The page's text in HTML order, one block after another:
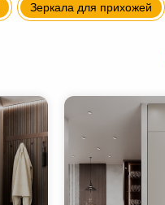
Зеркала для прихожей